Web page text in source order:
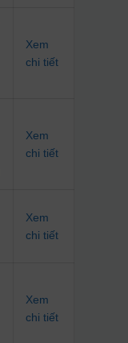
Xem
chi tiết
Xem
chi tiết
Xem
chi tiết
Xem
chi tiết